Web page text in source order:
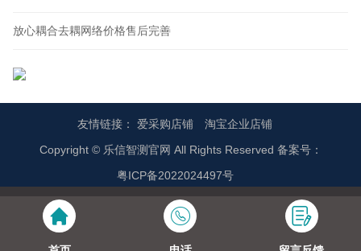
放心耦合去耦网络价格售后完善
友情链接： 爱采购店铺
淘宝企业店铺
Copyright © 乐信智测官网 All Rights Reserved 备案号：
粤ICP备2022024497号